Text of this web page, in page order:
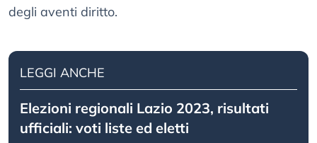
degli aventi diritto.
LEGGI ANCHE
Elezioni regionali Lazio 2023, risultati
ufficiali: voti liste ed eletti